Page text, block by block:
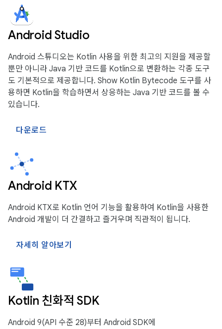
Android Studio
Android 스튜디오는 Kotlin 사용을 위한 최고의 지원을 제공할
뿐만 아니라 Java 기반 코드를 Kotlin으로 변환하는 각종 도구
도 기본적으로 제공합니다. Show Kotlin Bytecode 도구를 사
용하면 Kotlin을 학습하면서 상응하는 Java 기반 코드를 볼 수
있습니다.
다운로드
Android KTX
Android KTX로 Kotlin 언어 기능을 활용하여 Kotlin을 사용한
Android 개발이 더 간결하고 즐거우며 직관적이 됩니다.
자세히 알아보기
Kotlin 친화적 SDK
Android 9(API 수준 28)부터 Android SDK에